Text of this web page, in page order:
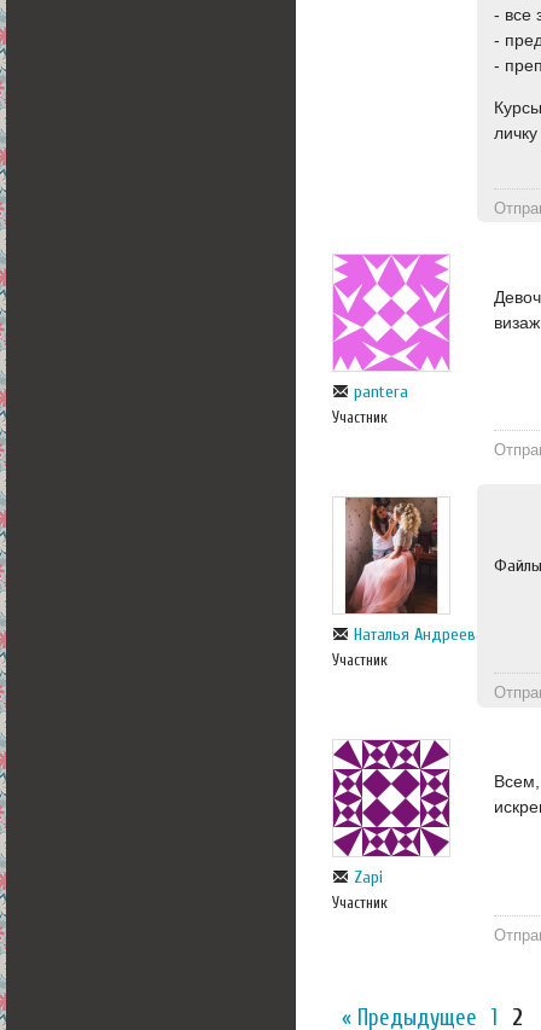
- все
-
-
pantera
Участник
Наталья Андреева
Участник
Zapi
Участник
« Предыдущее 1 2